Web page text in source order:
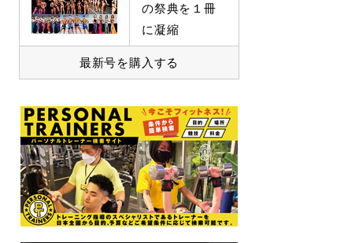
の祭典を１冊
に凝縮
最新号を購入する